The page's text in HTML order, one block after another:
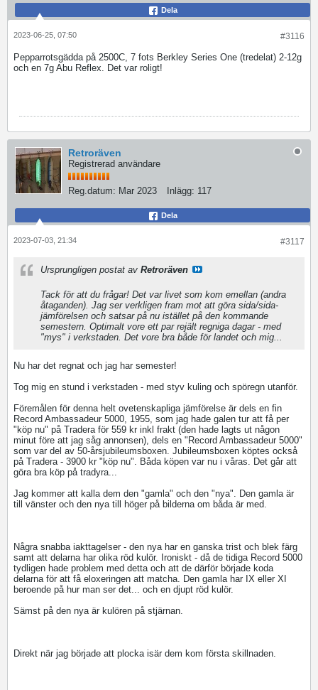
Dela
#3116
2023-06-25, 07:50
Pepparrotsgädda på 2500C, 7 fots Berkley Series One (tredelat) 2-12g
och en 7g Abu Reflex. Det var roligt!
Retroräven
Registrerad användare
Reg.datum: Mar 2023 Inlägg: 117
Dela
#3117
2023-07-03, 21:34
Ursprungligen postat av Retroräven
Tack för att du frågar! Det var livet som kom emellan (andra
åtaganden). Jag ser verkligen fram mot att göra sida/sida-
jämförelsen och satsar på nu istället på den kommande
semestern. Optimalt vore ett par rejält regniga dagar - med
"mys" i verkstaden. Det vore bra både för landet och mig...
Nu har det regnat och jag har semester!
Tog mig en stund i verkstaden - med styv kuling och spöregn utanför.
Föremålen för denna helt ovetenskapliga jämförelse är dels en fin
Record Ambassadeur 5000, 1955, som jag hade galen tur att få per
"köp nu" på Tradera för 559 kr inkl frakt (den hade lagts ut någon
minut före att jag såg annonsen), dels en "Record Ambassadeur 5000"
som var del av 50-årsjubileumsboxen. Jubileumsboxen köptes också
på Tradera - 3900 kr "köp nu". Båda köpen var nu i våras. Det går att
göra bra köp på tradyra...
Jag kommer att kalla dem den "gamla" och den "nya". Den gamla är
till vänster och den nya till höger på bilderna om båda är med.
Några snabba iakttagelser - den nya har en ganska trist och blek färg
samt att delarna har olika röd kulör. Ironiskt - då de tidiga Record 5000
tydligen hade problem med detta och att de därför började koda
delarna för att få eloxeringen att matcha. Den gamla har IX eller XI
beroende på hur man ser det... och en djupt röd kulör.
Sämst på den nya är kulören på stjärnan.
Direkt när jag började att plocka isär dem kom första skillnaden.